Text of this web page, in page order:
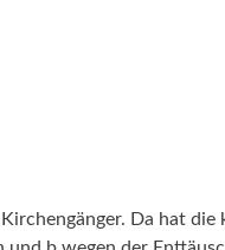
Da hat die